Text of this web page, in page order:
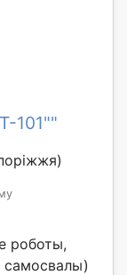
101""
роботы,
самосвалы)